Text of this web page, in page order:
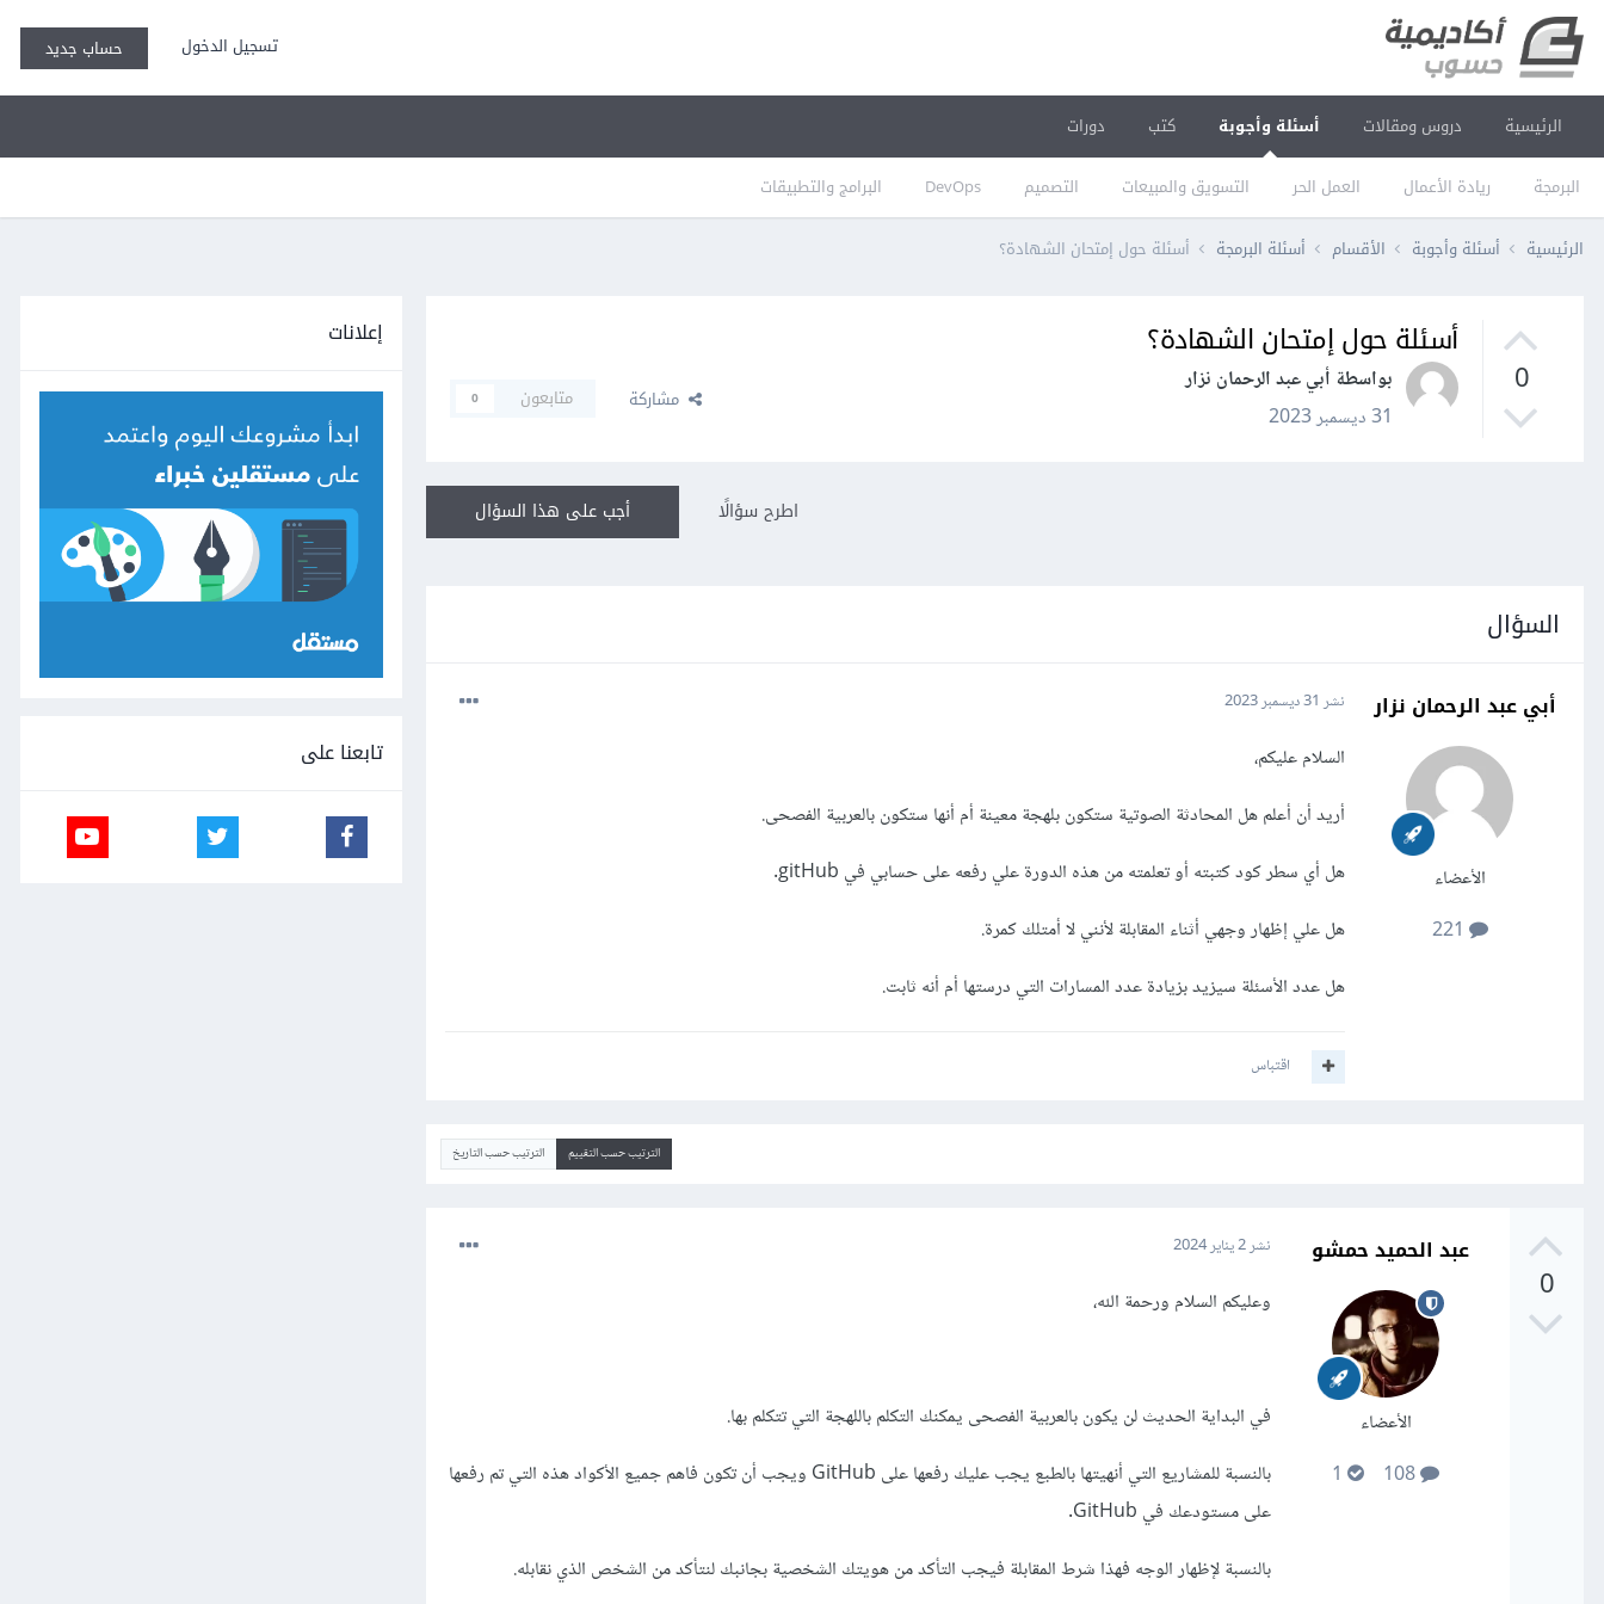
تسجيل الدخول حساب جديد
الرئيسية دروس ومقالات أسئلة وأجوبة
البرمجة ريادة الأعمال العمل الحر التسويق والمبيعات التصميم DevOps البرامج والتطبيقات
كتب دورات
الرئيسية أسئلة وأجوبة الأقسام أسئلة البرمجة أسئلة حول إمتحان الشهادة؟
0
أسئلة حول إمتحان الشهادة؟
بواسطة أبي عبد الرحمان نزار
31 ديسمبر 2023
مشاركة متابعون 0
أجب على هذا السؤال اطرح سؤالًا
السؤال
أبي عبد الرحمان نزار
الأعضاء
نشر 31 ديسمبر 2023
السلام عليكم،
أريد أن أعلم هل المحادثة الصوتية ستكون بلهجة معينة أم أنها ستكون بالعربية الفصحى.
هل أي سطر كود كتبته أو تعلمته من هذه الدورة علي رفعه على حسابي في gitHub.
هل علي إظهار وجهي أثناء المقابلة لأنني لا أمتلك كمرة.
هل عدد الأسئلة سيزيد بزيادة عدد المسارات التي درستها أم أنه ثابت.
اقتباس
الترتيب حسب التقييم الترتيب حسب التاريخ
0
عبد الحميد حمشو
الأعضاء
نشر2 يناير 2024
وعليكم السلام ورحمة الله،
في البداية الحديث لن يكون بالعربية الفصحى يمكنك التكلم باللهجة التي تتكلم بها.
بالنسبة للمشاريع التي أنهيتها بالطبع يجب عليك رفعها على GitHub ويجب أن تكون فاهم جميع الأكواد هذه التي تم رفعها
على مستودعك في GitHub.
بالنسبة لإظهار الوجه فهذا شرط المقابلة فيجب التأكد من هويتك الشخصية بجانبك لنتأكد من الشخص الذي نقابله.
إعلانات
تابعنا على